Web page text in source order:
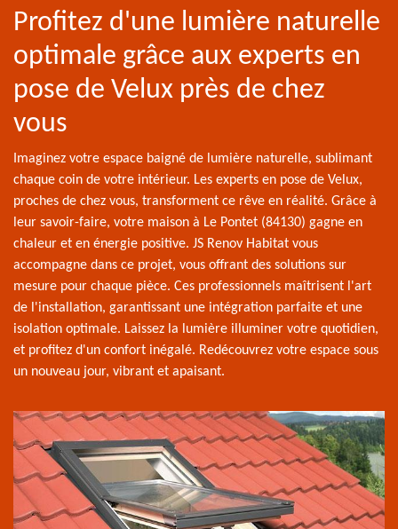
Profitez d'une lumière naturelle
optimale grâce aux experts en
pose de Velux près de chez
vous
Imaginez votre espace baigné de lumière naturelle, sublimant
chaque coin de votre intérieur. Les experts en pose de Velux,
proches de chez vous, transforment ce rêve en réalité. Grâce à
leur savoir-faire, votre maison à Le Pontet (84130) gagne en
chaleur et en énergie positive. JS Renov Habitat vous
accompagne dans ce projet, vous offrant des solutions sur
mesure pour chaque pièce. Ces professionnels maîtrisent l'art
de l'installation, garantissant une intégration parfaite et une
isolation optimale. Laissez la lumière illuminer votre quotidien,
et profitez d'un confort inégalé. Redécouvrez votre espace sous
un nouveau jour, vibrant et apaisant.